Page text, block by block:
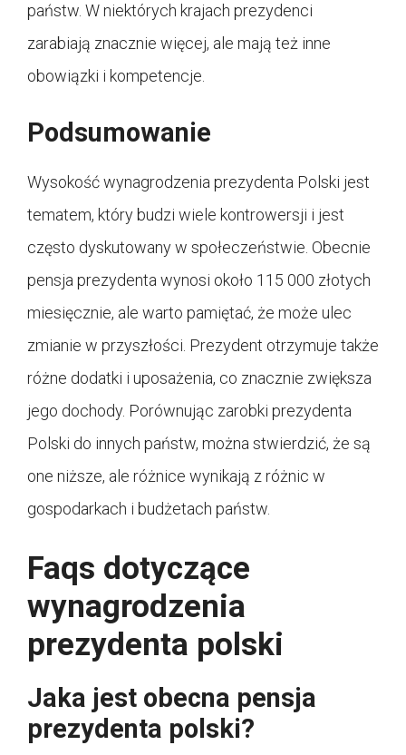
państw. W niektórych krajach prezydenci
zarabiają znacznie więcej, ale mają też inne
obowiązki i kompetencje.
Podsumowanie
Wysokość wynagrodzenia prezydenta Polski jest
tematem, który budzi wiele kontrowersji i jest
często dyskutowany w społeczeństwie. Obecnie
pensja prezydenta wynosi około 115 000 złotych
miesięcznie, ale warto pamiętać, że może ulec
zmianie w przyszłości. Prezydent otrzymuje także
różne dodatki i uposażenia, co znacznie zwiększa
jego dochody. Porównując zarobki prezydenta
Polski do innych państw, można stwierdzić, że są
one niższe, ale różnice wynikają z różnic w
gospodarkach i budżetach państw.
Faqs dotyczące
wynagrodzenia
prezydenta polski
Jaka jest obecna pensja
prezydenta polski?